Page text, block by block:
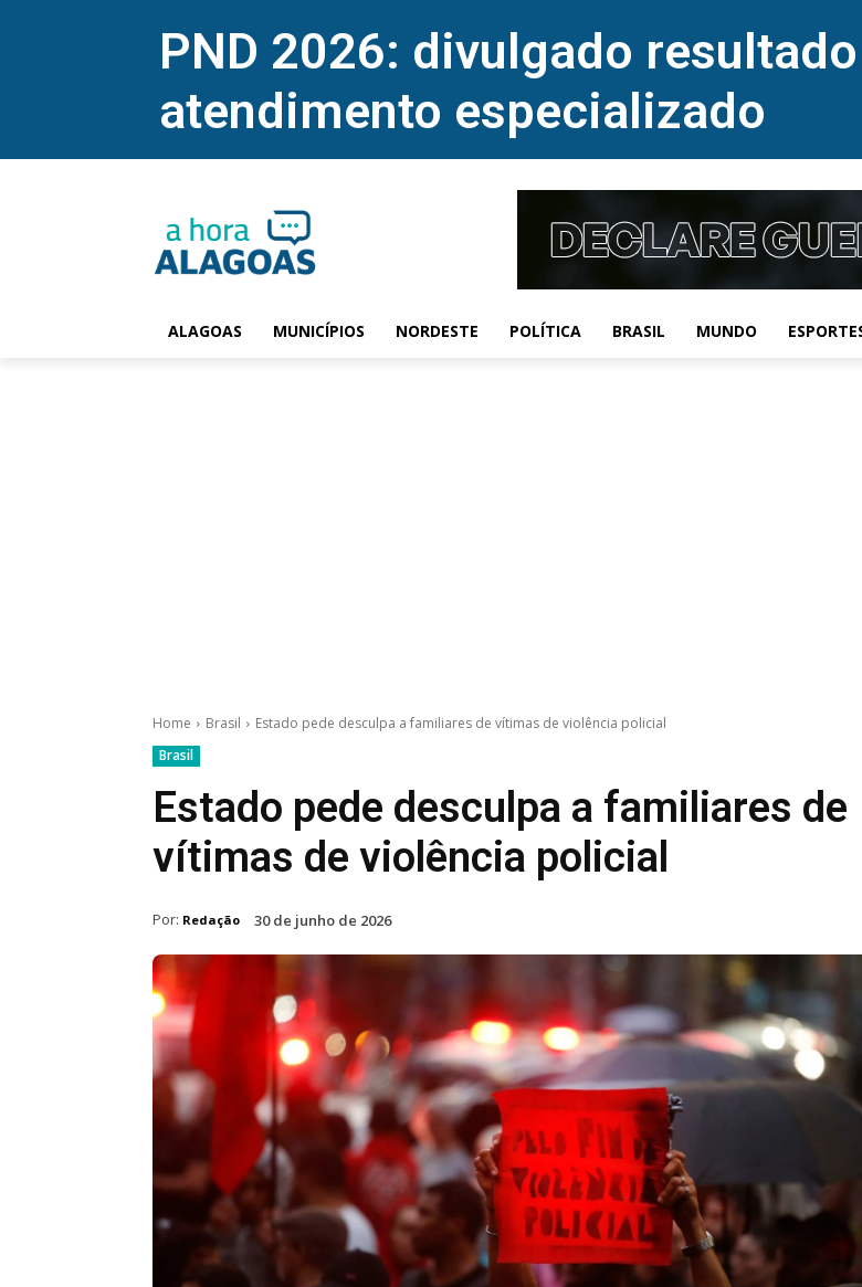
PND 2026: divulgado
atendimento especializado
ALAGOAS MUNICÍPIOS NORDESTE POLÍTICA BRASIL MUNDO
Home Brasil
Estado pede desculpa a familiares de vítimas de violência policial
Brasil
Estado pede desculpa a familiares de
vítimas de violência policial
Por: Redação 30 de junho de 2026